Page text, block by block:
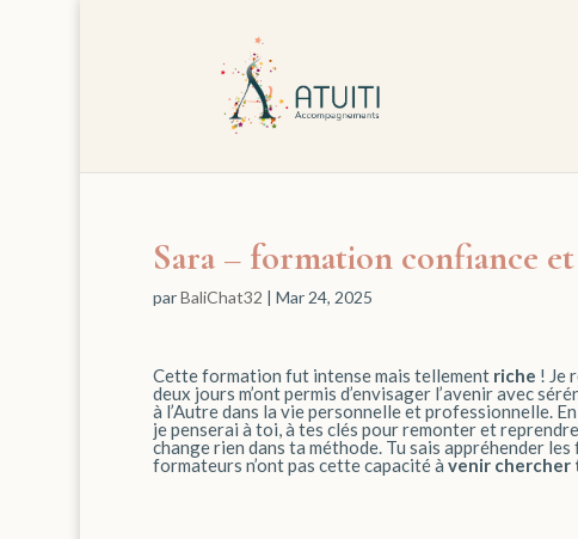
Sara – formation confiance
parBaliChat32 | Mar 24, 2025
Cette formation fut intense mais tellement riche ! Je
deux jours m’ont permis d’envisager l’avenir avec
à l’Autre dans la vie personnelle et professionnelle.
je penserai à toi, à tes clés pour remonter et
change rien dans ta méthode. Tu sais appréhender
formateurs n’ont pas cette capacité à venir chercher